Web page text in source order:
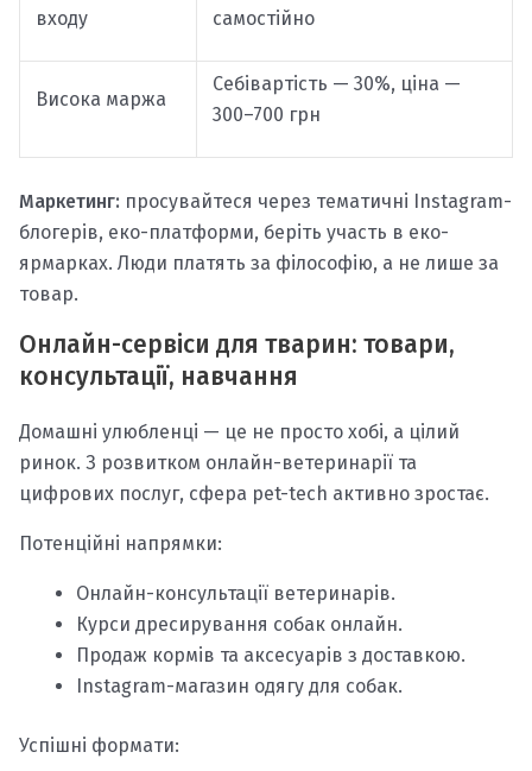
входу
самостійно
Висока маржа
Себівартість — 30%, ціна —
300–700 грн
Маркетинг: просувайтеся через тематичні Instagram-
блогерів, еко-платформи, беріть участь в еко-
ярмарках. Люди платять за філософію, а не лише за
товар.
Онлайн-сервіси для тварин: товари,
консультації, навчання
Домашні улюбленці — це не просто хобі, а цілий
ринок. З розвитком онлайн-ветеринарії та
цифрових послуг, сфера pet-tech активно зростає.
Потенційні напрямки:
Онлайн-консультації ветеринарів.
Курси дресирування собак онлайн.
Продаж кормів та аксесуарів з доставкою.
Instagram-магазин одягу для собак.
Успішні формати: